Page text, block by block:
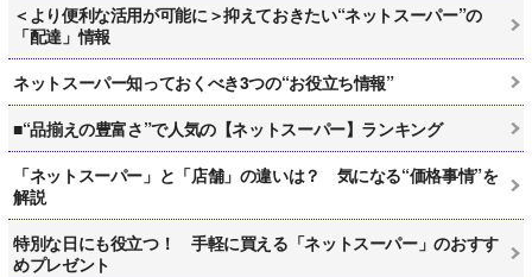
＜より便利な活用が可能に＞抑えておきたい“ネットスーパー”の
「配達」情報
ネットスーパー知っておくべき3つの“お役立ち情報”
■“品揃えの豊富さ”で人気の【ネットスーパー】ランキング
「ネットスーパー」と「店舗」の違いは？ 気になる“価格事情”を
解説
特別な日にも役立つ！ 手軽に買える「ネットスーパー」のおすす
めプレゼント